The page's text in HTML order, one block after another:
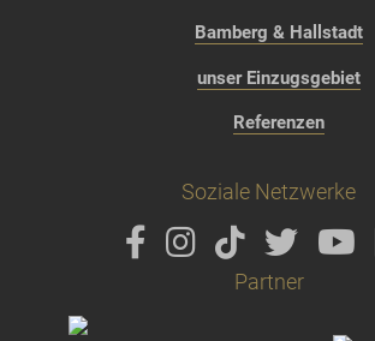
Bamberg & Hallstadt
unser Einzugsgebiet
Referenzen
Soziale Netzwerke
Partner